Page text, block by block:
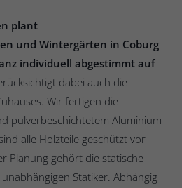
plant
und Wintergärten in Coburg
individuell abgestimmt auf
dabei auch die
Wir fertigen die
pulverbeschichtetem Aluminium
alle Holzteile geschützt vor
Planung gehört die statische
Statiker. Abhängig